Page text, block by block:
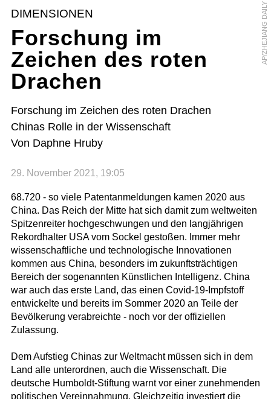
AP/ZHEJIANG DAILY
DIMENSIONEN
Forschung im
Zeichen des roten
Drachen
Forschung im Zeichen des roten Drachen
Chinas Rolle in der Wissenschaft
Von Daphne Hruby
29. November 2021, 19:05
68.720 - so viele Patentanmeldungen kamen 2020 aus
China. Das Reich der Mitte hat sich damit zum weltweiten
Spitzenreiter hochgeschwungen und den langjährigen
Rekordhalter USA vom Sockel gestoßen. Immer mehr
wissenschaftliche und technologische Innovationen
kommen aus China, besonders im zukunftsträchtigen
Bereich der sogenannten Künstlichen Intelligenz. China
war auch das erste Land, das einen Covid-19-Impfstoff
entwickelte und bereits im Sommer 2020 an Teile der
Bevölkerung verabreichte - noch vor der offiziellen
Zulassung.
Dem Aufstieg Chinas zur Weltmacht müssen sich in dem
Land alle unterordnen, auch die Wissenschaft. Die
deutsche Humboldt-Stiftung warnt vor einer zunehmenden
politischen Vereinnahmung. Gleichzeitig investiert die